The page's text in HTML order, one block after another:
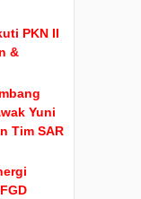
PKN II
&
Yuni
Tim SAR